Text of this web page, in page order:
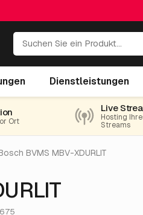
Dienstleistungen
Ort
Live
Hosting
Streams
BVMS MBV-XDURLIT